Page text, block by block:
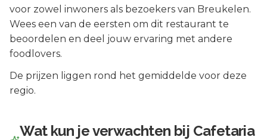
voor zowel inwoners als bezoekers van Breukelen.
Wees een van de eersten om dit restaurant te
beoordelen en deel jouw ervaring met andere
foodlovers.
De prijzen liggen rond het gemiddelde voor deze
regio.
Wat kun je verwachten bij Cafetaria